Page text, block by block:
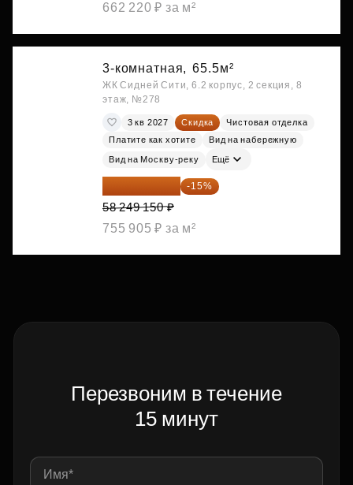
662 220 ₽ за м²
3-комнатная, 65.5м²
ЖК Сидней Сити, 6.2 корпус, 2 секция, 8
этаж, №278
3 кв 2027 Скидка
Чистовая отделка
Платите как хотите
Вид на набережную
Вид на Москву-реку Ещё
49 511 778 ₽ -15%
58 249 150 ₽
755 905 ₽ за м²
Перезвоним в течение
15 минут